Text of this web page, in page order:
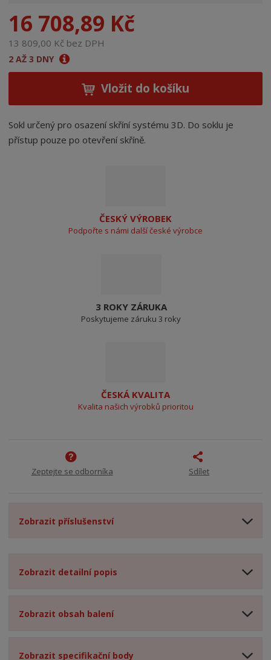
16 708,89 Kč
13 809,00 Kč bez DPH
2 AŽ 3 DNY
Vložit do košíku
Sokl určený pro osazení skříní systému 3D. Do soklu je
přístup pouze po otevření skříně.
ČESKÝ VÝROBEK
Podpořte s námi další české výrobce
3 ROKY ZÁRUKA
Poskytujeme záruku 3 roky
ČESKÁ KVALITA
Kvalita našich výrobků prioritou
Zeptejte se odborníka Sdílet
Zobrazit příslušenství
Zobrazit detailní popis
Zobrazit obsah balení
Zobrazit specifikační body